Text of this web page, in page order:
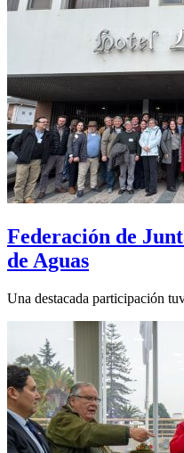
Federación de
de Aguas
Una destacada participación